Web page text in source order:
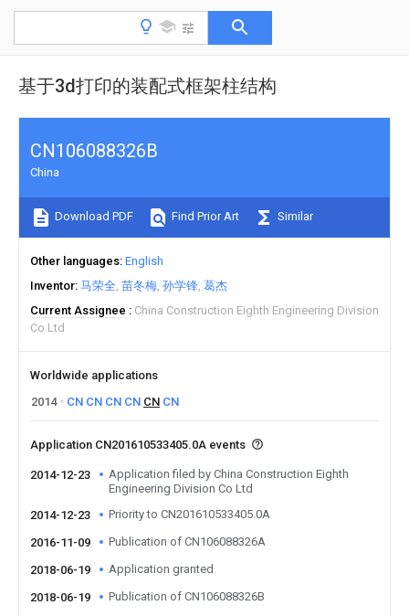
基于3d打印的装配式框架柱结构
CN106088326B
China
Download PDF Find Prior Art Similar
Other languages English
Inventor 马荣全 苗冬梅 孙学锋 葛杰
Current Assignee
China Construction Eighth Engineering Division
Co Ltd
Worldwide applications
2014
CN CN CN CN CN CN
Application CN201610533405.0A events
2014-12-23
Application filed by China Construction Eighth
Engineering Division Co Ltd
2014-12-23
Priority to CN201610533405.0A
2016-11-09 Publication of CN106088326A
2018-06-19 Application granted
2018-06-19 Publication of CN106088326B